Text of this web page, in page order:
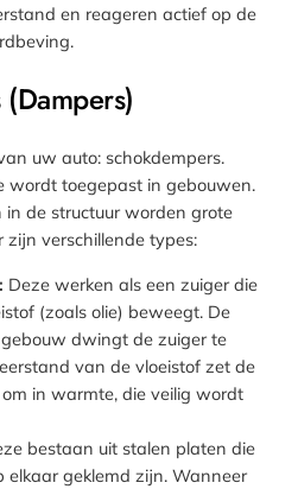
en reageren actief op de
uw auto: schokdempers.
wordt toegepast in gebouwen.
de structuur worden grote
zijn verschillende types:
Deze werken als een zuiger die
(zoals olie) beweegt. De
dwingt de zuiger te
van de vloeistof zet de
in warmte, die veilig wordt
bestaan uit stalen platen die
elkaar geklemd zijn. Wanneer